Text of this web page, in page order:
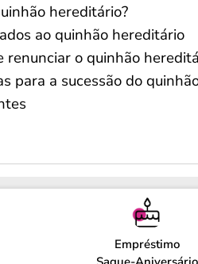
hereditário?
ao quinhão hereditário
renunciar o quinhão
para a sucessão do
Empréstimo